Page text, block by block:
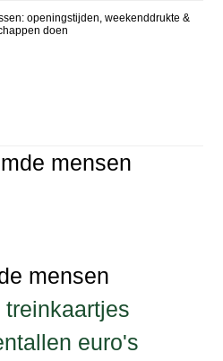
openingstijden, weekenddrukte &
doen
mensen
mensen
euro's